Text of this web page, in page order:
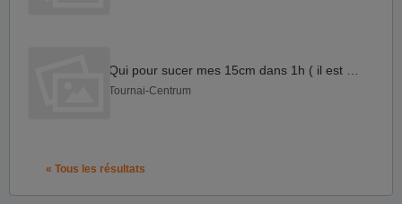
Tournai-Centrum
« Tous les résultats